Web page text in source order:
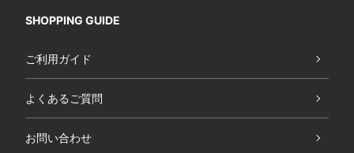
SHOPPING GUIDE
ご利用ガイド
よくあるご質問
お問い合わせ